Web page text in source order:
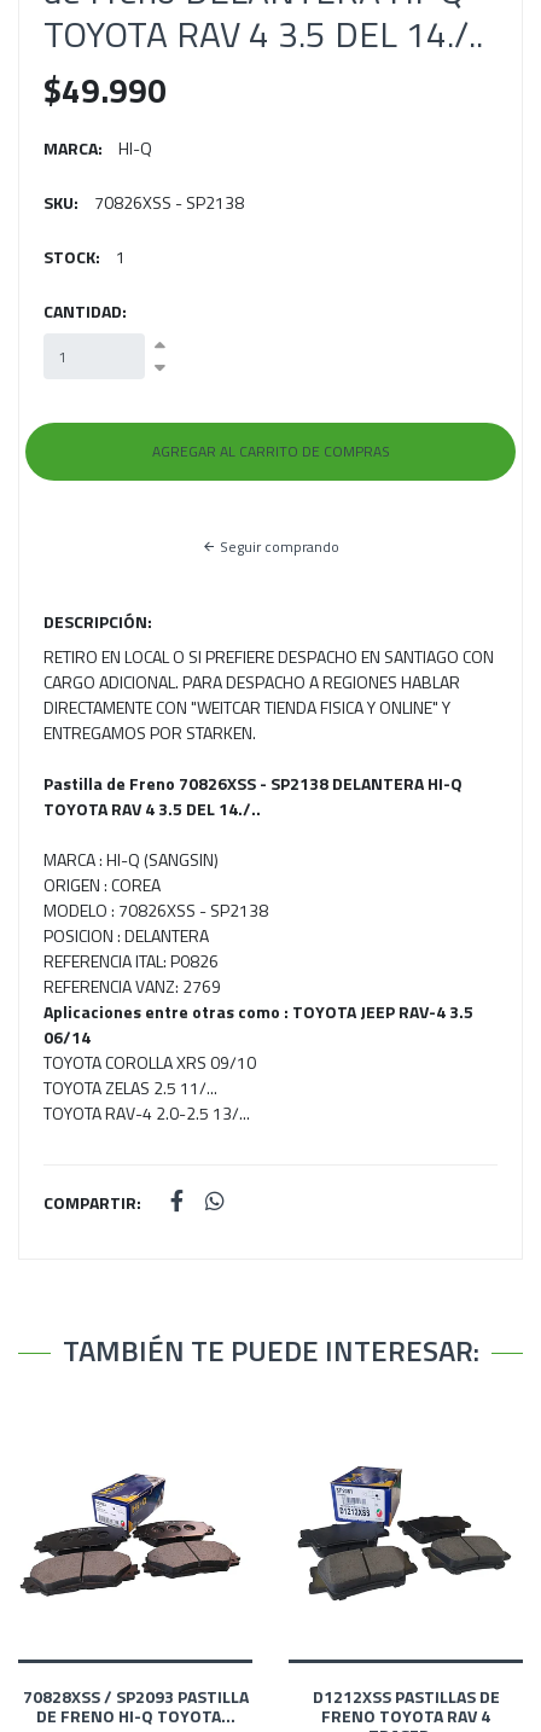
TOYOTA RAV 4 3.5 DEL 14./..
$49.990
MARCA: HI-Q
SKU: 70826XSS - SP2138
STOCK: 1
CANTIDAD:
Seguir comprando
DESCRIPCIÓN:
RETIRO EN LOCAL O SI PREFIERE DESPACHO EN SANTIAGO CON
CARGO ADICIONAL. PARA DESPACHO A REGIONES HABLAR
DIRECTAMENTE CON "WEITCAR TIENDA FISICA Y ONLINE" Y
ENTREGAMOS POR STARKEN.
Pastilla de Freno 70826XSS - SP2138 DELANTERA HI-Q
TOYOTA RAV 4 3.5 DEL 14./..
MARCA : HI-Q (SANGSIN)
ORIGEN : COREA
MODELO : 70826XSS - SP2138
POSICION : DELANTERA
REFERENCIA ITAL: P0826
REFERENCIA VANZ: 2769
Aplicaciones entre otras como : TOYOTA JEEP RAV-4 3.5
06/14
TOYOTA COROLLA XRS 09/10
TOYOTA ZELAS 2.5 11/...
TOYOTA RAV-4 2.0-2.5 13/...
COMPARTIR:
TAMBIÉN TE PUEDE INTERESAR:
70828XSS / SP2093 PASTILLA
DE FRENO HI-Q TOYOTA...
D1212XSS PASTILLAS DE
FRENO TOYOTA RAV 4